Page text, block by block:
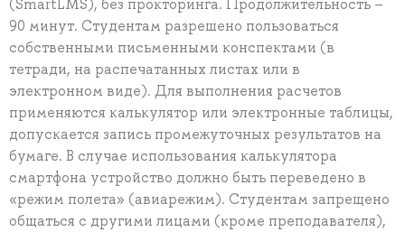
(SmartLMS), без прокторинга. Продолжительность –
90 минут. Студентам разрешено пользоваться
собственными письменными конспектами (в
тетради, на распечатанных листах или в
электронном виде). Для выполнения расчетов
применяются калькулятор или электронные таблицы,
допускается запись промежуточных результатов на
бумаге. В случае использования калькулятора
смартфона устройство должно быть переведено в
«режим полета» (авиарежим). Студентам запрещено
общаться с другими лицами (кроме преподавателя),